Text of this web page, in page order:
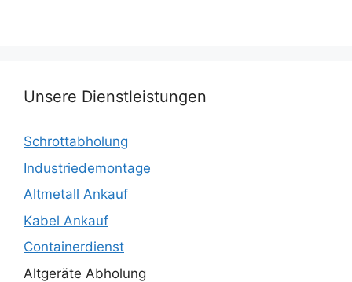
Unsere Dienstleistungen
Schrottabholung
Industriedemontage
Altmetall Ankauf
Kabel Ankauf
Containerdienst
Altgeräte Abholung